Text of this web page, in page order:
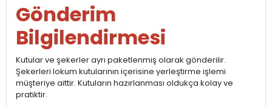
Gönderim
Bilgilendirmesi
Kutular ve şekerler ayrı paketlenmiş olarak gönderilir.
Şekerleri lokum kutularının içerisine yerleştirme işlemi
müşteriye aittir. Kutuların hazırlanması oldukça kolay ve
pratiktir.